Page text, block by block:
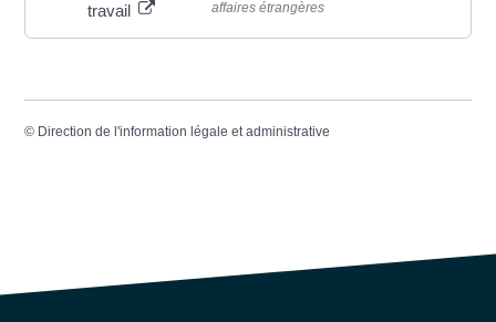
travail
affaires étrangères
© Direction de l'information légale et administrative